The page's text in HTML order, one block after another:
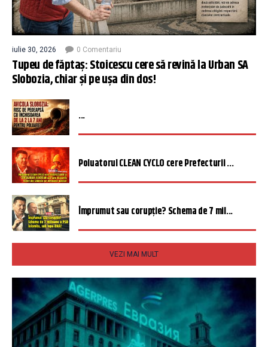
iulie 30, 2026 0 Comentariu
Tupeu de făptaș: Stoicescu cere să revină la Urban SA
Slobozia, chiar și pe ușa din dos!
...
Poluatorul CLEAN CYCLO cere Prefecturii ...
Împrumut sau corupție? Schema de 7 mil...
VEZI MAI MULT